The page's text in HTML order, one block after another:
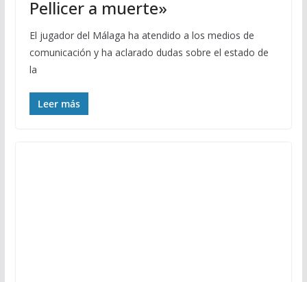
Pellicer a muerte»
El jugador del Málaga ha atendido a los medios de
comunicación y ha aclarado dudas sobre el estado de
la
Leer más